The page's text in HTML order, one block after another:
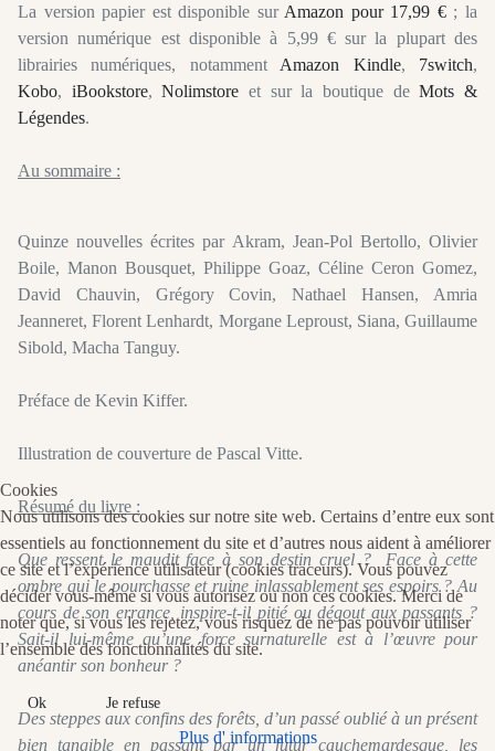
La version papier est disponible sur Amazon pour 17,99 €; la
version numérique est disponible à 5,99 € sur la plupart des
librairies numériques, notamment Amazon Kindle, 7switch,
Kobo, iBookstore,Nolimstore et sur la boutique deMots &
Légendes.
Au sommaire :
Quinze nouvelles écrites par Akram, Jean-Pol Bertollo, Olivier
Boile, Manon Bousquet, Philippe Goaz, Céline Ceron Gomez,
David Chauvin, Grégory Covin, Nathael Hansen, Amria
Jeanneret, Florent Lenhardt, Morgane Leproust, Siana, Guillaume
Sibold, Macha Tanguy.
Préface de Kevin Kiffer.
Illustration de couverture de Pascal Vitte.
Résumé du livre :
Que ressent le maudit face à son destin cruel ? Face à cette
ombre qui le pourchasse et ruine inlassablement ses espoirs ? Au
cours de son errance, inspire-t-il pitié ou dégout aux passants ?
Sait-il lui-même qu’une force surnaturelle est à l’œuvre pour
anéantir son bonheur ?
Des steppes aux confins des forêts, d’un passé oublié à un présent
bien tangible en passant par un futur cauchemardesque, les
Cookies
Nous utilisons des cookies sur notre site web. Certains d’entre eux sont
essentiels au fonctionnement du site et d’autres nous aident à améliorer
ce site et l’expérience utilisateur (cookies traceurs). Vous pouvez
décider vous-même si vous autorisez ou non ces cookies. Merci de
noter que, si vous les rejetez, vous risquez de ne pas pouvoir utiliser
l’ensemble des fonctionnalités du site.
Ok Je refuse
Plus d' informations